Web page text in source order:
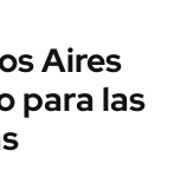
Aires
para las